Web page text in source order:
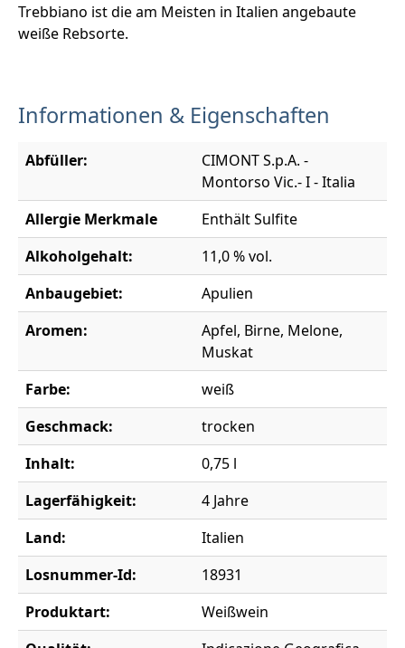
Trebbiano ist die am Meisten in Italien angebaute
weiße Rebsorte.
Informationen & Eigenschaften
Abfüller:
CIMONT S.p.A. -
Montorso Vic.- I - Italia
Allergie Merkmale
Enthält Sulfite
Alkoholgehalt:
11,0 % vol.
Anbaugebiet:
Apulien
Aromen:
Apfel, Birne, Melone,
Muskat
Farbe:
weiß
Geschmack:
trocken
Inhalt:
0,75 l
Lagerfähigkeit:
4 Jahre
Land:
Italien
Losnummer-Id:
18931
Produktart:
Weißwein